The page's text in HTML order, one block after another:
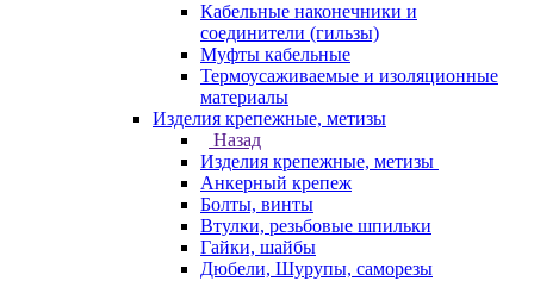
Кабельные наконечники и
соединители (гильзы)
Муфты кабельные
Термоусаживаемые и изоляционные
материалы
Изделия крепежные, метизы
Назад
Изделия крепежные, метизы
Анкерный крепеж
Болты, винты
Втулки, резьбовые шпильки
Гайки, шайбы
Дюбели, Шурупы, саморезы